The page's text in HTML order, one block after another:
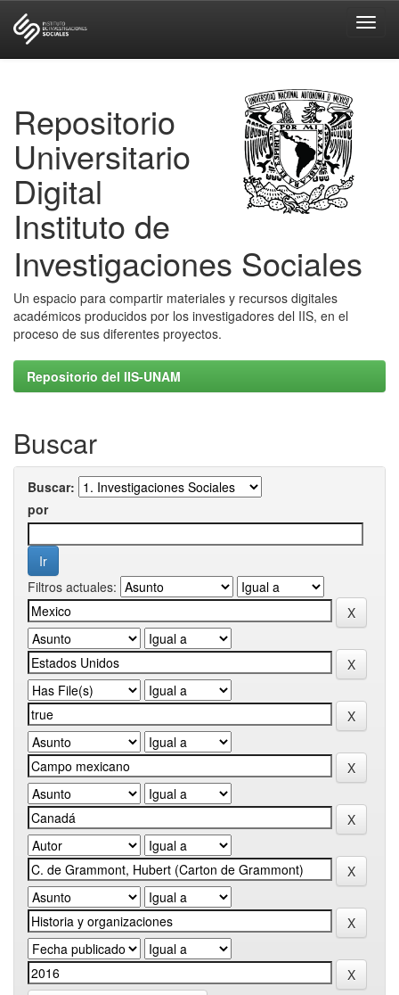
Repositorio
Universitario
Digital
Instituto de
Investigaciones Sociales
Un espacio para compartir materiales y recursos digitales
académicos producidos por los investigadores del IIS, en el
proceso de sus diferentes proyectos.
Repositorio del IIS-UNAM
Buscar
Buscar:
por
Filtros actuales: